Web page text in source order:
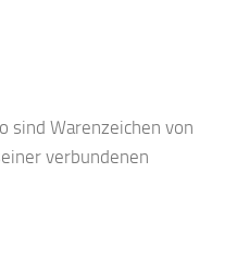
sind Warenzeichen von
verbundenen